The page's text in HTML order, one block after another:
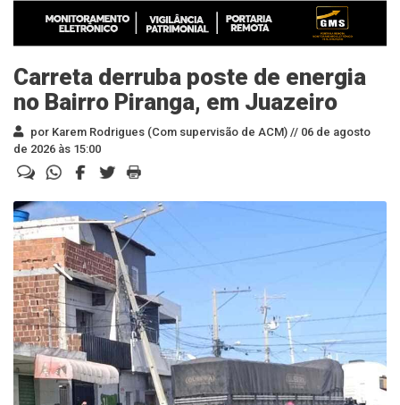
Carreta derruba poste de energia
no Bairro Piranga, em Juazeiro
por Karem Rodrigues (Com supervisão de ACM) // 06 de agosto
de 2026 às 15:00